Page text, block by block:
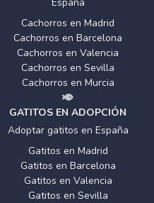
Cachorros en Madrid
Cachorros en Barcelona
Cachorros en Valencia
Cachorros en Sevilla
Cachorros en Murcia
GATITOS EN ADOPCIÓN
Adoptar gatitos en España
Gatitos en Madrid
Gatitos en Barcelona
Gatitos en Valencia
Gatitos en Sevilla